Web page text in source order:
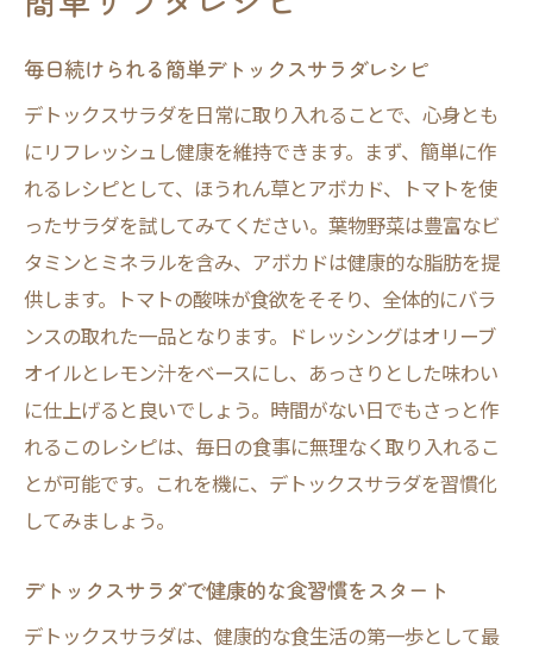
毎日続けられる簡単デトックスサラダレシピ
デトックスサラダを日常に取り入れることで、心身とも
にリフレッシュし健康を維持できます。まず、簡単に作
れるレシピとして、ほうれん草とアボカド、トマトを使
ったサラダを試してみてください。葉物野菜は豊富なビ
タミンとミネラルを含み、アボカドは健康的な脂肪を提
供します。トマトの酸味が食欲をそそり、全体的にバラ
ンスの取れた一品となります。ドレッシングはオリーブ
オイルとレモン汁をベースにし、あっさりとした味わい
に仕上げると良いでしょう。時間がない日でもさっと作
れるこのレシピは、毎日の食事に無理なく取り入れるこ
とが可能です。これを機に、デトックスサラダを習慣化
してみましょう。
デトックスサラダで健康的な食習慣をスタート
デトックスサラダは、健康的な食生活の第一歩として最